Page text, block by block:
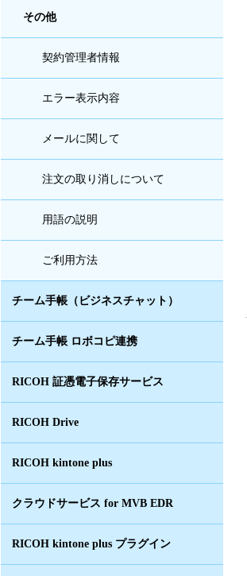
その他
契約管理者情報
エラー表示内容
メールに関して
注文の取り消しについて
用語の説明
ご利用方法
チーム手帳（ビジネスチャット）
チーム手帳 ロボコピ連携
RICOH 証憑電子保存サービス
RICOH Drive
RICOH kintone plus
クラウドサービス for MVB EDR
RICOH kintone plus プラグイン